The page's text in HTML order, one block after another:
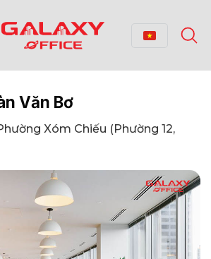
Văn Bơ
Xóm Chiếu (Phường 12,